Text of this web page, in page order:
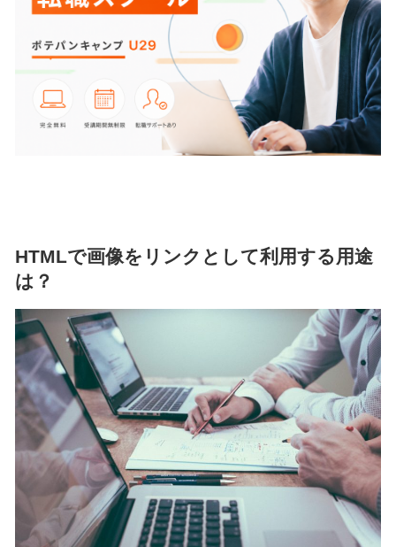
HTMLで画像をリンクとして利用する用途
は？